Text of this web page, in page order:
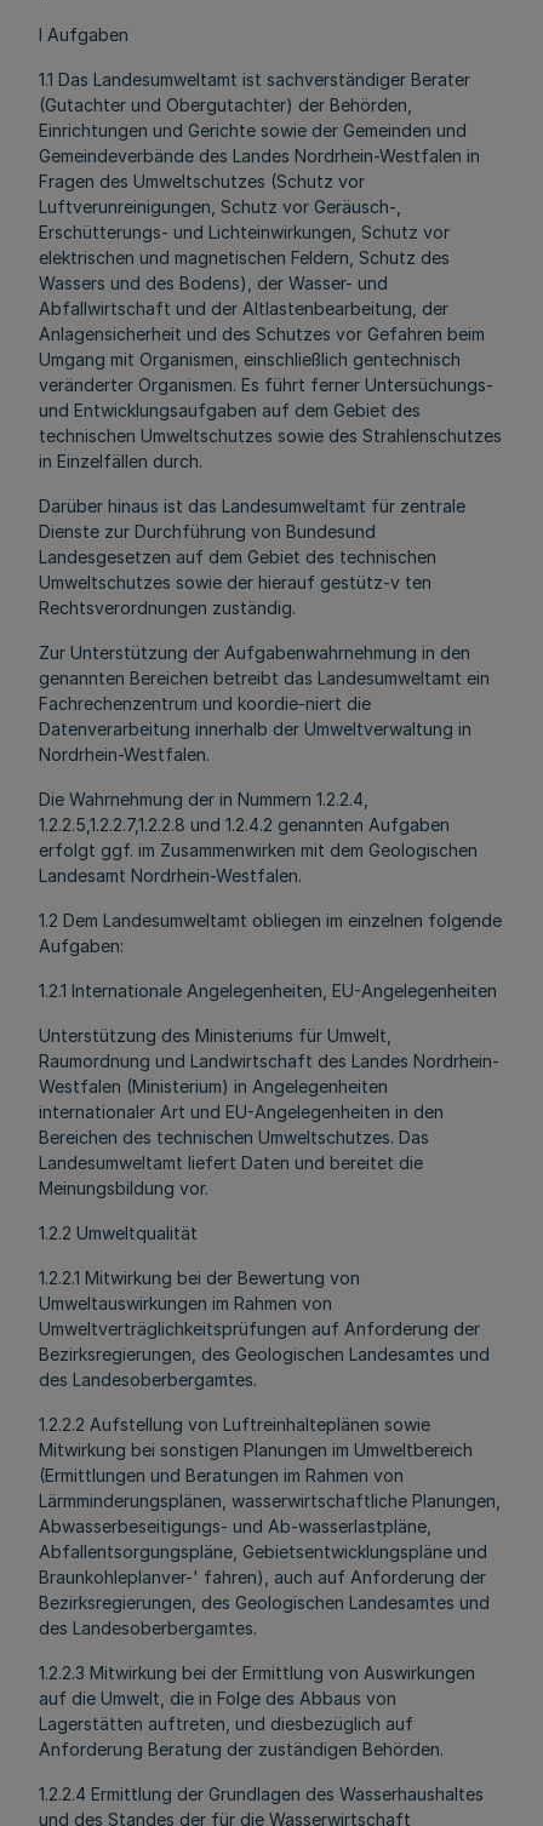
l Aufgaben
1.1 Das Landesumweltamt ist sachverständiger Berater
(Gutachter und Obergutachter) der Behörden,
Einrichtungen und Gerichte sowie der Gemeinden und
Gemeindeverbände des Landes Nordrhein-Westfalen in
Fragen des Umweltschutzes (Schutz vor
Luftverunreinigungen, Schutz vor Geräusch-,
Erschütterungs- und Lichteinwirkungen, Schutz vor
elektrischen und magnetischen Feldern, Schutz des
Wassers und des Bodens), der Wasser- und
Abfallwirtschaft und der Altlastenbearbeitung, der
Anlagensicherheit und des Schutzes vor Gefahren beim
Umgang mit Organismen, einschließlich gentechnisch
veränderter Organismen. Es führt ferner Untersüchungs-
und Entwicklungsaufgaben auf dem Gebiet des
technischen Umweltschutzes sowie des Strahlenschutzes
in Einzelfällen durch.
Darüber hinaus ist das Landesumweltamt für zentrale
Dienste zur Durchführung von Bundesund
Landesgesetzen auf dem Gebiet des technischen
Umweltschutzes sowie der hierauf gestütz-v ten
Rechtsverordnungen zuständig.
Zur Unterstützung der Aufgabenwahrnehmung in den
genannten Bereichen betreibt das Landesumweltamt ein
Fachrechenzentrum und koordie-niert die
Datenverarbeitung innerhalb der Umweltverwaltung in
Nordrhein-Westfalen.
Die Wahrnehmung der in Nummern 1.2.2.4,
1.2.2.5,1.2.2.7,1.2.2.8 und 1.2.4.2 genannten Aufgaben
erfolgt ggf. im Zusammenwirken mit dem Geologischen
Landesamt Nordrhein-Westfalen.
1.2 Dem Landesumweltamt obliegen im einzelnen folgende
Aufgaben:
1.2.1 Internationale Angelegenheiten, EU-Angelegenheiten
Unterstützung des Ministeriums für Umwelt,
Raumordnung und Landwirtschaft des Landes Nordrhein-
Westfalen (Ministerium) in Angelegenheiten
internationaler Art und EU-Angelegenheiten in den
Bereichen des technischen Umweltschutzes. Das
Landesumweltamt liefert Daten und bereitet die
Meinungsbildung vor.
1.2.2 Umweltqualität
1.2.2.1 Mitwirkung bei der Bewertung von
Umweltauswirkungen im Rahmen von
Umweltverträglichkeitsprüfungen auf Anforderung der
Bezirksregierungen, des Geologischen Landesamtes und
des Landesoberbergamtes.
1.2.2.2 Aufstellung von Luftreinhalteplänen sowie
Mitwirkung bei sonstigen Planungen im Umweltbereich
(Ermittlungen und Beratungen im Rahmen von
Lärmminderungsplänen, wasserwirtschaftliche Planungen,
Abwasserbeseitigungs- und Ab-wasserlastpläne,
Abfallentsorgungspläne, Gebietsentwicklungspläne und
Braunkohleplanver-' fahren), auch auf Anforderung der
Bezirksregierungen, des Geologischen Landesamtes und
des Landesoberbergamtes.
1.2.2.3 Mitwirkung bei der Ermittlung von Auswirkungen
auf die Umwelt, die in Folge des Abbaus von
Lagerstätten auftreten, und diesbezüglich auf
Anforderung Beratung der zuständigen Behörden.
1.2.2.4 Ermittlung der Grundlagen des Wasserhaushaltes
und des Standes der für die Wasserwirtschaft